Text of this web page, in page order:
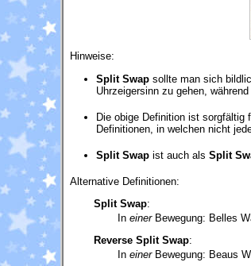
Hinweise:
Split Swap sollte man sich
Uhrzeigersinn zu gehen,
Die obige Definition ist sorgfältig
Definitionen, in welchen nicht
Split Swap ist auch als Split
Alternative Definitionen:
Split Swap:
In einerBewegung: Belles
Reverse Split Swap:
In einerBewegung: Beaus